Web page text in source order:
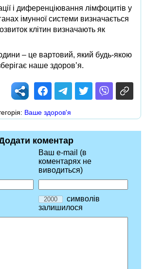
і диференціювання лімфоцитів у
імунної системи визначається
клітин визначають як
– це вартовий, який будь-якою
наше здоров’я.
Ваше здоров'я
коментар
Ваш e-mail (в
коментарях не
виводиться)
символів
залишилося